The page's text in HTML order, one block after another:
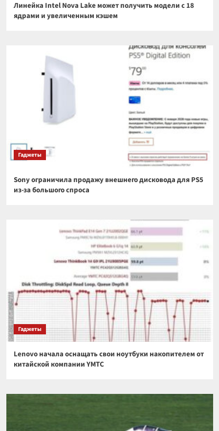
Линейка Intel Nova Lake может получить модели с 18
ядрами и увеличенным кэшем
Гаджеты
Sony ограничила продажу внешнего дисковода для PS5
из-за большого спроса
Гаджеты
Lenovo начала оснащать свои ноутбуки накопителем от
китайской компании YMTC